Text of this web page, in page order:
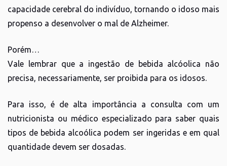
capacidade cerebral do indivíduo, tornando o idoso mais
propenso a desenvolver o mal de Alzheimer.
Porém…
Vale lembrar que a ingestão de bebida alcóolica não
precisa, necessariamente, ser proibida para os idosos.
Para isso, é de alta importância a consulta com um
nutricionista ou médico especializado para saber quais
tipos de bebida alcoólica podem ser ingeridas e em qual
quantidade devem ser dosadas.